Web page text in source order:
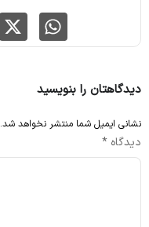
دیدگاهتان را بنویسید
نشانی ایمیل شما منتشر نخواهد شد.
دیدگاه *